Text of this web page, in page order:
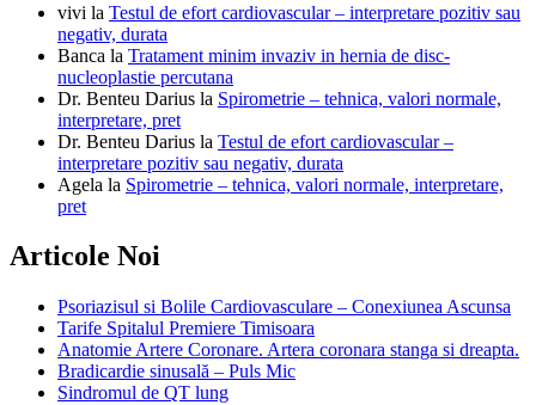
vivi la Testul de efort cardiovascular – interpretare pozitiv sau
negativ, durata
Banca la Tratament minim invaziv in hernia de disc-
nucleoplastie percutana
Dr. Benteu Darius la Spirometrie – tehnica, valori normale,
interpretare, pret
Dr. Benteu Darius la Testul de efort cardiovascular –
interpretare pozitiv sau negativ, durata
Agela la Spirometrie – tehnica, valori normale, interpretare,
pret
Articole Noi
Psoriazisul si Bolile Cardiovasculare – Conexiunea Ascunsa
Tarife Spitalul Premiere Timisoara
Anatomie Artere Coronare. Artera coronara stanga si dreapta.
Bradicardie sinusală – Puls Mic
Sindromul de QT lung